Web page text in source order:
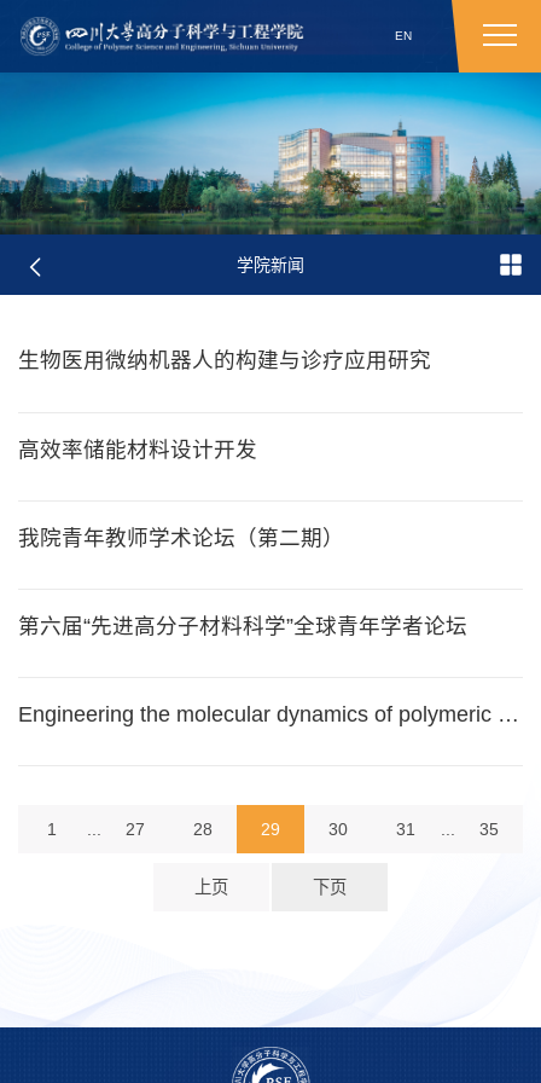
EN
学院新闻
生物医用微纳机器人的构建与诊疗应用研究
高效率储能材料设计开发
我院青年教师学术论坛（第二期）
第六届“先进高分子材料科学”全球青年学者论坛
Engineering the molecular dynamics of polymeric biomaterials for regulating cellular functions
1 ... 27 28 29 30 31 ... 35
上页 下页